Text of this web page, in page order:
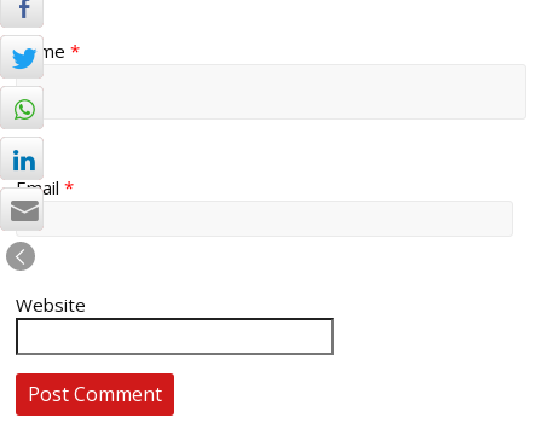
Name*
Email*
Website